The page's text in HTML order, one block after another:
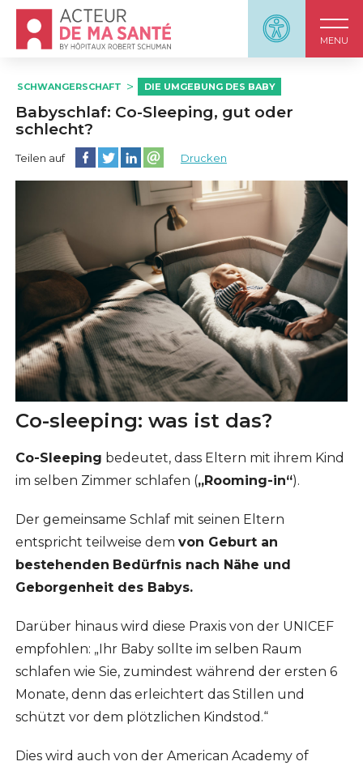
Panneau
MENU
Accueil - Acteur de ma santé, by HôpitauxRobert
SCHWANGERSCHAFT DIE UMGEBUNG DES BABY
Babyschlaf: Co-Sleeping, gut oder
schlecht?
Teilen auf Diese Seite auf Facebook teilen
Diese Seite auf Twitter teilen
Diese Seite auf LinkedIn teilen
Partager cette page sur email
Drucken
Co-sleeping: was ist das?
Co-Sleeping bedeutet, dass Eltern mit ihrem Kind
im selben Zimmer schlafen („Rooming-in“).
Der gemeinsame Schlaf mit seinen Eltern
entspricht teilweise dem von Geburt an
bestehenden Bedürfnis nach Nähe und
Geborgenheit des Babys.
Darüber hinaus wird diese Praxis von der UNICEF
empfohlen: „Ihr Baby sollte im selben Raum
schlafen wie Sie, zumindest während der ersten 6
Monate, denn das erleichtert das Stillen und
schützt vor dem plötzlichen Kindstod.“
Dies wird auch von der American Academy of